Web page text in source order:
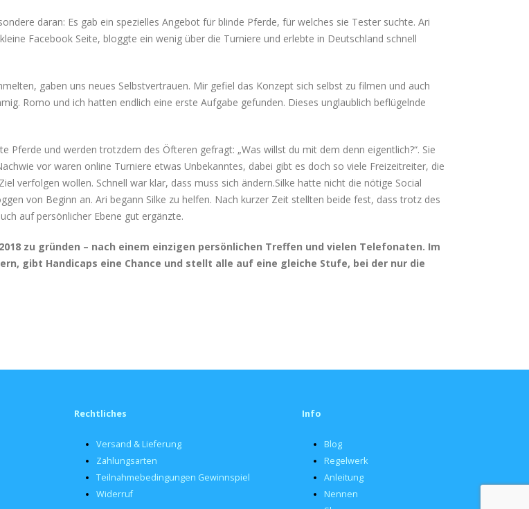
daran: Es gab ein spezielles Angebot für blinde Pferde, für welches sie Tester suchte. Ari
Facebook Seite, bloggte ein wenig über die Turniere und erlebte in Deutschland schnell
gaben uns neues Selbstvertrauen. Mir gefiel das Konzept sich selbst zu filmen und auch
Romo und ich hatten endlich eine erste Aufgabe gefunden. Dieses unglaublich beflügelnde
Pferde und werden trotzdem des Öfteren gefragt: „Was willst du mit dem denn eigentlich?“. Sie
vor waren online Turniere etwas Unbekanntes, dabei gibt es doch so viele Freizeitreiter, die
verfolgen wollen. Schnell war klar, dass muss sich ändern.Silke hatte nicht die nötige Social
von Beginn an. Ari begann Silke zu helfen. Nach kurzer Zeit stellten beide fest, dass trotz des
auf persönlicher Ebene gut ergänzte.
zu gründen – nach einem einzigen persönlichen Treffen und vielen Telefonaten. Im
gibt Handicaps eine Chance und stellt alle auf eine gleiche Stufe, bei der nur die
Rechtliches
Versand & Lieferung
Zahlungsarten
Teilnahmebedingungen Gewinnspiel
Widerruf
Info
Blog
Regelwerk
Anleitung
Nennen